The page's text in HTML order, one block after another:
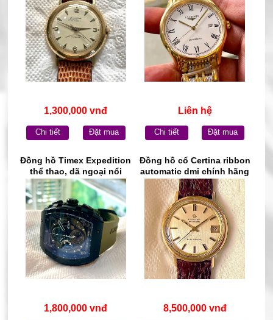
1,300,000 vnđ
Chi tiết Đặt mua
Liên hệ
Chi tiết Đặt mua
Đồng hồ Timex Expedition
thể thao, dã ngoại nổi
tiếng thuộc thương hiệu
Timex của Mỹ (USA)
1,800,000 vnđ
Đồng hồ cổ Certina ribbon
automatic dmi chính hãng
thụy Sĩ
8,500,000 vnđ